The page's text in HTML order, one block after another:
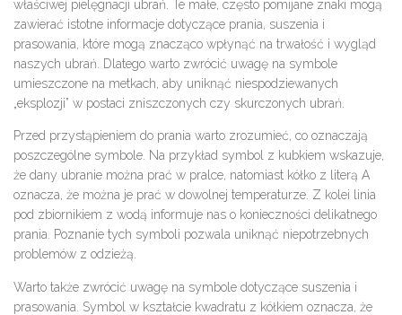
właściwej pielęgnacji ubrań. Te małe, często pomijane znaki mogą
zawierać istotne informacje dotyczące prania, suszenia i
prasowania, które mogą znacząco wpłynąć na trwałość i wygląd
naszych ubrań. Dlatego warto zwrócić uwagę na symbole
umieszczone na metkach, aby uniknąć niespodziewanych
„eksplozji” w postaci zniszczonych czy skurczonych ubrań.
Przed przystąpieniem do prania warto zrozumieć, co oznaczają
poszczególne symbole. Na przykład symbol z kubkiem wskazuje,
że dany ubranie można prać w pralce, natomiast kółko z literą A
oznacza, że można je prać w dowolnej temperaturze. Z kolei linia
pod zbiornikiem z wodą informuje nas o konieczności delikatnego
prania. Poznanie tych symboli pozwala uniknąć niepotrzebnych
problemów z odzieżą.
Warto także zwrócić uwagę na symbole dotyczące suszenia i
prasowania. Symbol w kształcie kwadratu z kółkiem oznacza, że